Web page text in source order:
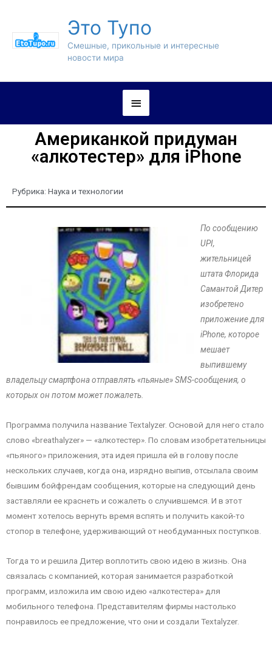
Это Тупо
Смешные, прикольные и интересные
новости мира
Американкой придуман
«алкотестер» для iPhone
Рубрика: Наука и технологии
По сообщению
UPI,
жительницей
штата Флорида
Самантой Дитер
изобретено
приложение для
iPhone, которое
мешает
выпившему
владельцу смартфона отправлять «пьяные» SMS-сообщения, о
которых он потом может пожалеть.
Программа получила название Textalyzer. Основой для него стало
слово «breathalyzer» — «алкотестер». По словам изобретательницы
«пьяного» приложения, эта идея пришла ей в голову после
нескольких случаев, когда она, изрядно выпив, отсылала своим
бывшим бойфрендам сообщения, которые на следующий день
заставляли ее краснеть и сожалеть о случившемся. И в этот
момент хотелось вернуть время вспять и получить какой-то
стопор в телефоне, удерживающий от необдуманных поступков.
Тогда то и решила Дитер воплотить свою идею в жизнь. Она
связалась с компанией, которая занимается разработкой
программ, изложила им свою идею «алкотестера» для
мобильного телефона. Представителям фирмы настолько
понравилось ее предложение, что они и создали Textalyzer.